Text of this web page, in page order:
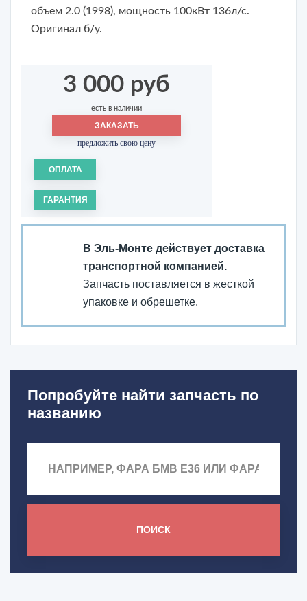
объем 2.0 (1998), мощность 100кВт 136л/с.
Оригинал б/у.
3 000 руб
есть в наличии
ЗАКАЗАТЬ
предложить свою цену
ОПЛАТА
ГАРАНТИЯ
В Эль-Монте действует доставка
транспортной компанией.
Запчасть поставляется в жесткой
упаковке и обрешетке.
Попробуйте найти запчасть по
названию
ПОИСК